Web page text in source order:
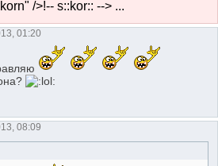
/>!-- s::kor:: --> ...
01:20
08:09